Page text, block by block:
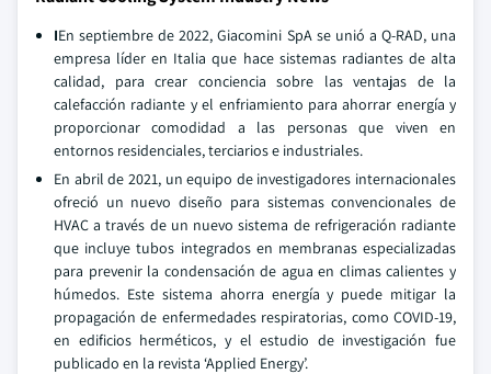
IEn septiembre de 2022, Giacomini SpA se unió a Q-RAD, una
empresa líder en Italia que hace sistemas radiantes de alta
calidad, para crear conciencia sobre las ventajas de la
calefacción radiante y el enfriamiento para ahorrar energía y
proporcionar comodidad a las personas que viven en
entornos residenciales, terciarios e industriales.
En abril de 2021, un equipo de investigadores internacionales
ofreció un nuevo diseño para sistemas convencionales de
HVAC a través de un nuevo sistema de refrigeración radiante
que incluye tubos integrados en membranas especializadas
para prevenir la condensación de agua en climas calientes y
húmedos. Este sistema ahorra energía y puede mitigar la
propagación de enfermedades respiratorias, como COVID-19,
en edificios herméticos, y el estudio de investigación fue
publicado en la revista ‘Applied Energy’.